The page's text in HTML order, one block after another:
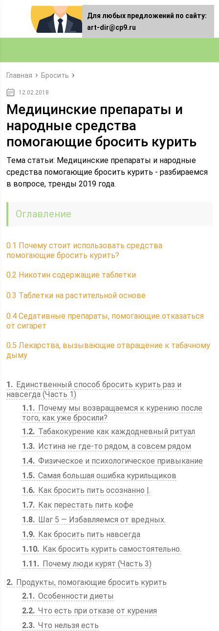
Главная Бросить
12.02.2018
Медицинские препараты и
народные средства
помогающие бросить курить
Тема статьи: Медицинские препараты и народные
средства помогающие бросить курить - разбираемся
в вопросе, тренды 2019 года.
Оглавление
0.1 Почему стоит использовать средства
помогающие бросить курить?
0.2 Никотин содержащие таблетки
0.3 Таблетки на растительной основе
0.4 Седативные препараты, помогающие отказаться
от сигарет
0.5 Лекарства, вызывающие отвращение к табачному
дыму
1
Единственный способ бросить курить раз и
навсегда (Часть 1)
1.1
Почему мы возвращаемся к курению после
того, как уже бросили?
1.2
Табакокурение как каждодневный ритуал
1.3
Истина не где-то рядом, а совсем рядом
1.4 Физическое и психологическое привыкание
1.5 Самая большая ошибка курильщиков
1.6
Как бросить пить осознанно |.
1.7
Как перестать пить кофе
1.8
Шаг 5 — Избавляемся от вредных.
1.9
Как бросить пить навсегда
1.10
Как бросить курить самостоятельно.
1.11
Почему люди курят (Часть 3)
2
Продукты, помогающие бросить курить
2.1
Особенности диеты
2.2 Что есть при отказе от курения
2.3 Что нельзя есть
Для любых предложений по сайту:
art-dir@cp9.ru